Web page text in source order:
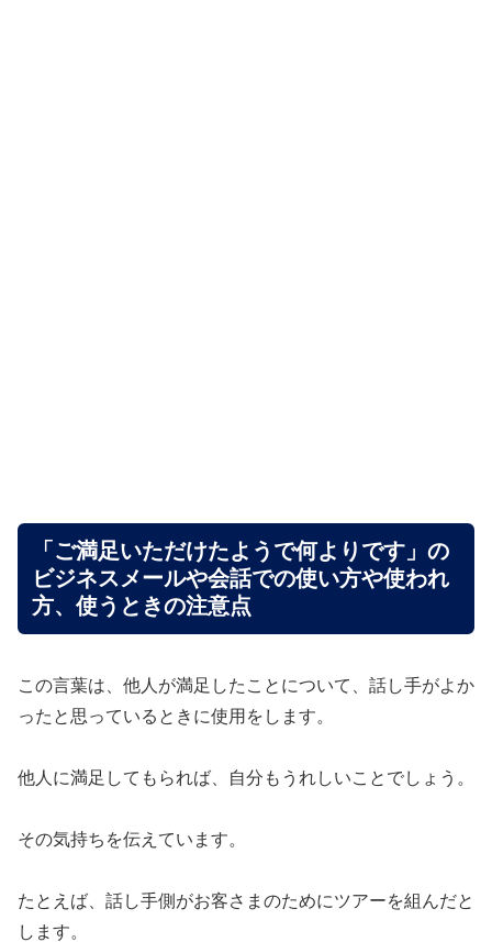
「ご満足いただけたようで何よりです」の
ビジネスメールや会話での使い方や使われ
方、使うときの注意点
この言葉は、他人が満足したことについて、話し手がよか
ったと思っているときに使用をします。
他人に満足してもられば、自分もうれしいことでしょう。
その気持ちを伝えています。
たとえば、話し手側がお客さまのためにツアーを組んだと
します。